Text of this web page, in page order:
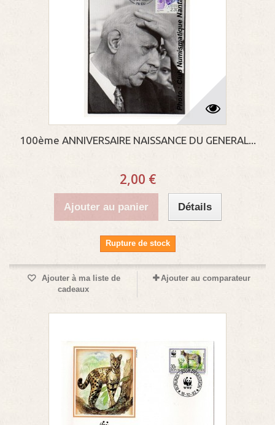
100ème ANNIVERSAIRE NAISSANCE DU GENERAL...
2,00 €
Ajouter au panier Détails
Rupture de stock
Ajouter à ma liste de
cadeaux
Ajouter au comparateur